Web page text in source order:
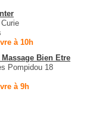
à 10h
Bien Etre
Pompidou 18
à 9h